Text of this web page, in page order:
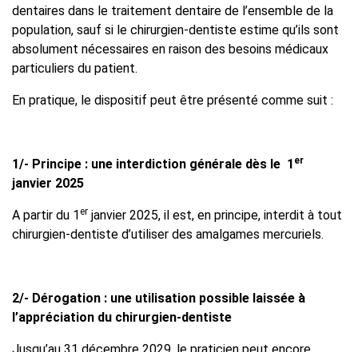
dentaires dans le traitement dentaire de l’ensemble de la
population, sauf si le chirurgien-dentiste estime qu’ils sont
absolument nécessaires en raison des besoins médicaux
particuliers du patient.
En pratique, le dispositif peut être présenté comme suit :
1/- Principe : une interdiction générale dès le 1 er
janvier 2025
A partir du 1er janvier 2025, il est, en principe, interdit à tout
chirurgien-dentiste d’utiliser des amalgames mercuriels.
2/- Dérogation : une utilisation possible laissée à
l’appréciation du chirurgien-dentiste